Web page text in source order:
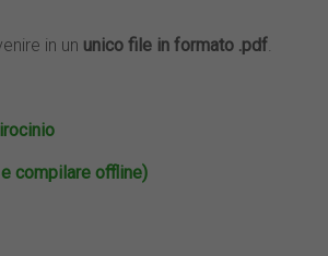
in un unico file in formato .pdf.
compilare offline)